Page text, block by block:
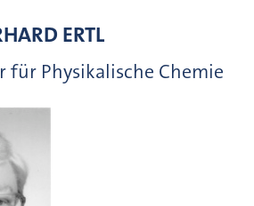
ERTL
für Physikalische Chemie